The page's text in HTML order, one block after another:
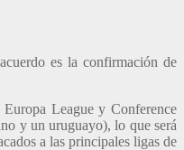
es la confirmación de
League y Conference
y un uruguayo), lo que será
a las principales ligas de